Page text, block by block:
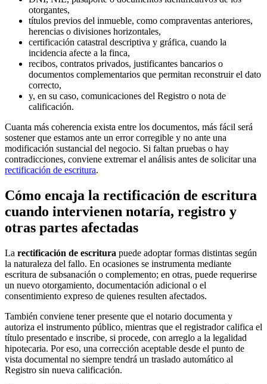
otorgantes,
títulos previos del inmueble, como compraventas anteriores,
herencias o divisiones horizontales,
certificación catastral descriptiva y gráfica, cuando la
incidencia afecte a la finca,
recibos, contratos privados, justificantes bancarios o
documentos complementarios que permitan reconstruir el dato
correcto,
y, en su caso, comunicaciones del Registro o nota de
calificación.
Cuanta más coherencia exista entre los documentos, más fácil será
sostener que estamos ante un error corregible y no ante una
modificación sustancial del negocio. Si faltan pruebas o hay
contradicciones, conviene extremar el análisis antes de solicitar una
rectificación de escritura.
Cómo encaja la rectificación de escritura
cuando intervienen notaría, registro y
otras partes afectadas
La rectificación de escritura puede adoptar formas distintas según
la naturaleza del fallo. En ocasiones se instrumenta mediante
escritura de subsanación o complemento; en otras, puede requerirse
un nuevo otorgamiento, documentación adicional o el
consentimiento expreso de quienes resulten afectados.
También conviene tener presente que el notario documenta y
autoriza el instrumento público, mientras que el registrador califica el
título presentado e inscribe, si procede, con arreglo a la legalidad
hipotecaria. Por eso, una corrección aceptable desde el punto de
vista documental no siempre tendrá un traslado automático al
Registro sin nueva calificación.